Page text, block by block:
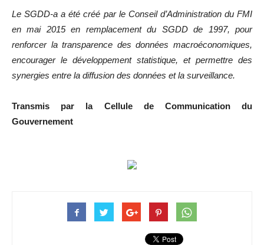
Le SGDD-a a été créé par le Conseil d’Administration du FMI
en mai 2015 en remplacement du SGDD de 1997, pour
renforcer la transparence des données macroéconomiques,
encourager le développement statistique, et permettre des
synergies entre la diffusion des données et la surveillance.
Transmis par la Cellule de Communication du
Gouvernement